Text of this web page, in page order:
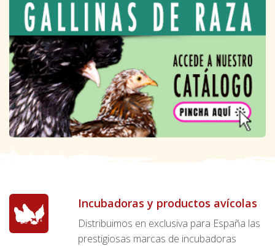
Incubadoras y productos avícolas
Distribuimos en exclusiva para España las
prestigiosas marcas de incubadoras